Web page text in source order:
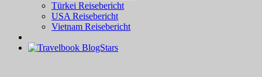
Türkei Reisebericht
USA Reisebericht
Vietnam Reisebericht